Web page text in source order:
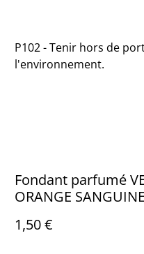
P102 - Tenir hors de
l'environnement.
Fondant parfumé
ORANGE SANGUINE
1,50 €